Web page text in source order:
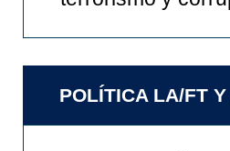
POLÍTICA LA/FT